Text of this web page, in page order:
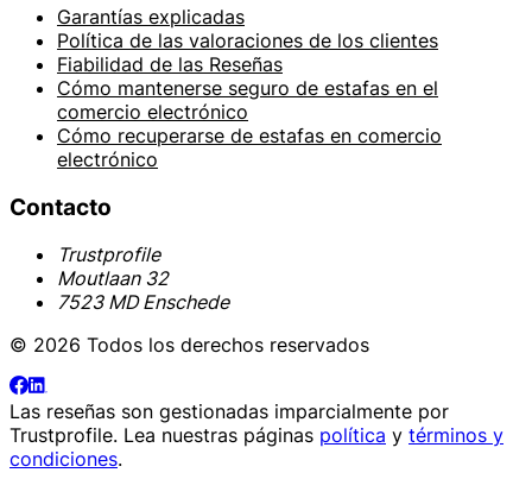
Garantías explicadas
Política de las valoraciones de los clientes
Fiabilidad de las Reseñas
Cómo mantenerse seguro de estafas en el
comercio electrónico
Cómo recuperarse de estafas en comercio
electrónico
Contacto
Trustprofile
Moutlaan 32
7523 MD Enschede
© 2026 Todos los derechos reservados
Las reseñas son gestionadas imparcialmente por
Trustprofile. Lea nuestras páginas política y términos y
condiciones.